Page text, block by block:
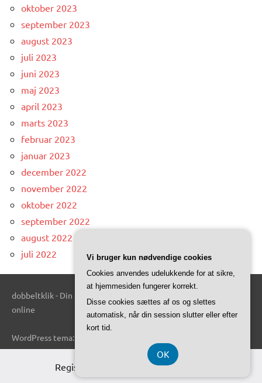
oktober 2023
september 2023
august 2023
juli 2023
juni 2023
maj 2023
april 2023
marts 2023
februar 2023
januar 2023
december 2022
november 2022
oktober 2022
september 2022
august 2022
juli 2022
dobbeltklik - Din kilde til interessante og informative artikler
online
WordPress tema: Dynamico by ThemeZee.
Registreringsnummer DK-3740 7739
Vi bruger kun nødvendige cookies
Cookies anvendes udelukkende for at sikre,
at hjemmesiden fungerer korrekt.
Disse cookies sættes af os og slettes
automatisk, når din session slutter eller efter
kort tid.
OK